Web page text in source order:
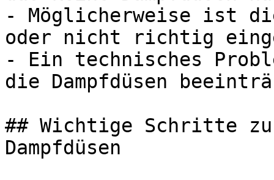
- Möglicherweise ist
oder nicht richtig
- Ein technisches
die Dampfdüsen
## Wichtige Schritte
Dampfdüsen